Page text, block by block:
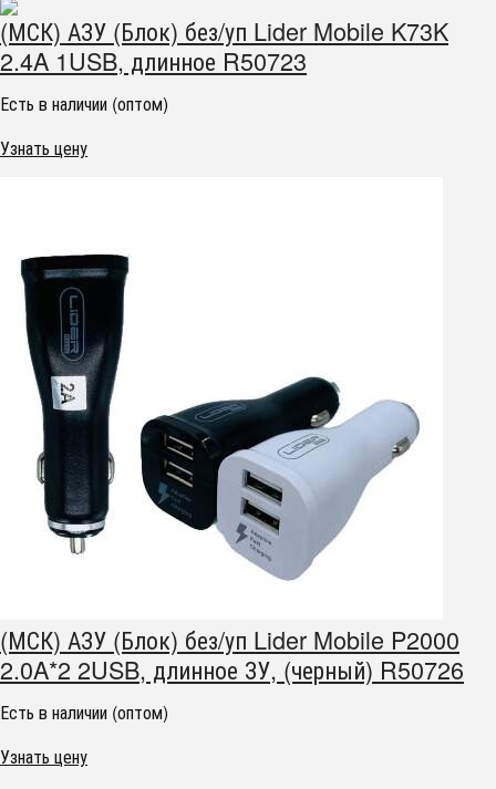
(МСК) АЗУ (Блок) без/уп Lider Mobile K73K
2.4A 1USB, длинное R50723
Есть в наличии (оптом)
Узнать цену
(МСК) АЗУ (Блок) без/уп Lider Mobile P2000
2.0A*2 2USB, длинное ЗУ, (черный) R50726
Есть в наличии (оптом)
Узнать цену